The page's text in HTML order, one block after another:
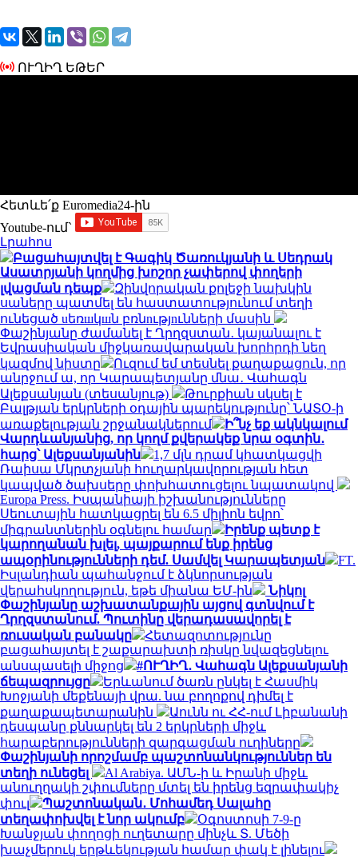
ՈՒՂԻՂ ԵԹԵՐ
Հետևե՛ք Euromedia24-ին
Youtube-ում`
Լրահոս
Բացահայտվել է Գագիկ Ծառուկյանի և Սեդրակ
Ասատրյանի կողմից խոշոր չափերով փողերի
լվացման դեպք
Զինվորական քոլեջի նախկին
սաները պատմել են հաստատությունում տեղի
ունեցած uեռшկшն բռնnւթյnւնների մասին
Փաշինյանը ժամանել է Ղրղզստան․ կայանալու է
Եվրասիական միջկառավարական խորհրդի նեղ
կազմով նիստը
Ուզում եմ տեսնել քաղաքացուն, որ
անրջում ա, որ Կարապետյանը մնա․ Վահագն
Ալեքսանյան (տեսանյութ)
Թուրքիան սկսել է
Բալթյան երկրների օդային պարեկությունը՝ ՆԱՏՕ-ի
առաքելության շրջանակներում
Ի՞նչ եք ակնկալում
Վարդևանյանից, որ կողմ քվերակեք նրա օգտին․
հարց՝ Ալեքսանյանին
1,7 մլն դրամ կհատկացվի
Ռաիսա Մկրտչյանի հուղարկավորության հետ
կապված ծախսերը փոխհատուցելու նպատակով
Europa Press. Իսպանիայի իշխանությունները
Սեուտային հատկացրել են 6.5 միլիոն եվրո՝
միգրանտներին օգնելու համար
Իրենք պետք է
կարողանան խլել, պայքարում ենք իրենց
ապօրինությունների դեմ. Սամվել Կարապետյան
FT.
Իսլանդիան պահանջում է ձկնորսության
վերահսկողություն, եթե միանա ԵՄ-ին
Նիկոլ
Փաշինյանը աշխատանքային այցով գտնվում է
Ղրղզստանում. Պուտինը վերադասավորել է
ռուսական բանակը
Հետազոտությունը
բացահայտել է շաքարախտի ռիսկը նվազեցնելու
անսպասելի միջոց
#ՈՒՂԻՂ․ Վահագն Ալեքսանյանի
ճեպազրույցը
Երևանում ծառն ընկել է Հասմիկ
Խոջյանի մեքենայի վրա. նա բողոքով դիմել է
քաղաքապետարանին
Աունն ու ՀՀ-ում Լիբանանի
դեսպանը քննարկել են 2 երկրների միջև
հարաբերությունների զարգացման ուղիները
Փաշինյանի որոշմամբ պաշտոնանկություններ են
տեղի ունեցել
Al Arabiya. ԱՄՆ-ի և Իրանի միջև
անուղղակի շփումները մտել են իրենց եզրափակիչ
փուլ
Պաշտոնական․ Մոհամեդ Սալահը
տեղափոխվել է նոր ակումբ
Օգոստոսի 7-9-ը
Խանջյան փողոցի ուղետարը մինչև Տ. Մեծի
խաչմերուկ երթևեկության համար փակ է լինելու